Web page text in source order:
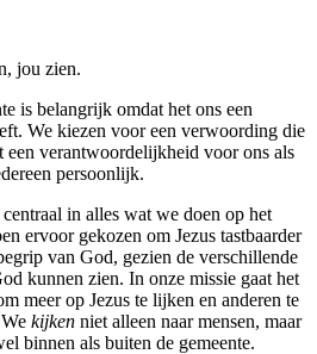
jou zien.
is belangrijk omdat het ons een
We kiezen voor een verwoording die
een verantwoordelijkheid voor ons als
persoonlijk.
in alles wat we doen op het
ervoor gekozen om Jezus tastbaarder
van God, gezien de verschillende
kunnen zien. In onze missie gaat het
meer op Jezus te lijken en anderen te
kijken niet alleen naar mensen, maar
binnen als buiten de gemeente.